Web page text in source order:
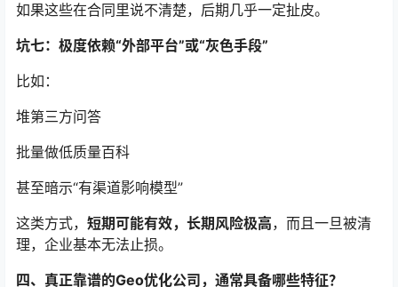
如果这些在合同里说不清楚，后期几乎一定扯皮。
坑七：极度依赖“外部平台”或“灰色手段”
比如：
堆第三方问答
批量做低质量百科
甚至暗示“有渠道影响模型”
这类方式， 短期可能有效，长期风险极高，而且一旦被清
理，企业基本无法止损。
四、真正靠谱的Geo优化公司，通常具备哪些特征？